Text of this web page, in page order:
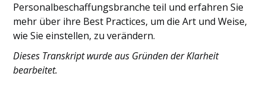
Leben auswirkt
Talente finden, um sich entwickelnde
Probleme zu lösen
Personalbeschaffungsbranche teil und erfahren Sie
mehr über ihre Best Practices, um die Art und Weise,
wie Sie einstellen, zu verändern.
Dieses Transkript wurde aus Gründen der Klarheit
bearbeitet.